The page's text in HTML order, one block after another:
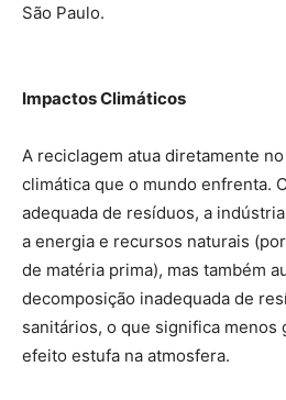
São Paulo.
Impactos Climáticos
A reciclagem atua diretamente
climática que o mundo enfrenta.
adequada de resíduos, a
a energia e recursos naturais
de matéria prima), mas também
decomposição inadequada de
sanitários, o que significa menos
efeito estufa na atmosfera.